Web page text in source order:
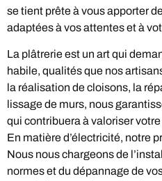
se tient prête à vous apporter
adaptées à vos attentes et à
La plâtrerie est un art qui
habile, qualités que nos
la réalisation de cloisons, la
lissage de murs, nous
qui contribuera à valoriser
En matière d’électricité, notre
Nous nous chargeons de
normes et du dépannage de